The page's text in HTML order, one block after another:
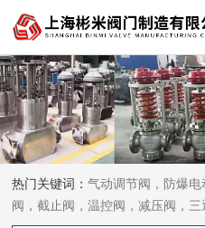
热门关键词：气动调节阀，防爆
阀，截止阀，温控阀，减压阀，三